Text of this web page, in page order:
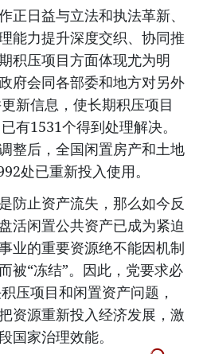
正日益与立法和执法革新、
能力提升深度交织、协同推
积压项目方面体现尤为明
府会同各部委和地方对另外
新信息，使长期积压项目
有1531个得到处理解决。
整后，全国闲置房产和土地
处已重新投入使用。
防止资产流失，那么如今反
活闲置公共资产已成为紧迫
业的重要资源绝不能因机制
被“冻结”。因此，党要求必
压项目和闲置资产问题，
资源重新投入经济发展，激
国家治理效能。